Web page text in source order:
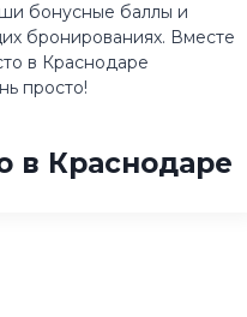
бонусные баллы и
бронированиях. Вместе
в Краснодаре
просто!
в Краснодаре